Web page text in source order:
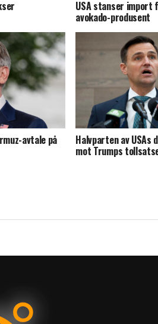
USA stanser
avokado-produsent
avtale på Halvparten av
mot Trumps